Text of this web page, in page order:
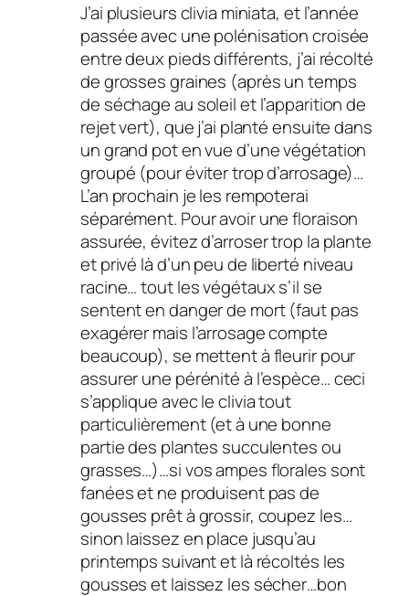
J’ai plusieurs clivia miniata, et l’année
passée avec une polénisation croisée
entre deux pieds différents, j’ai récolté
de grosses graines (après un temps
de séchage au soleil et l’apparition de
rejet vert), que j’ai planté ensuite dans
un grand pot en vue d’une végétation
groupé (pour éviter trop d’arrosage)…
L’an prochain je les rempoterai
séparément. Pour avoir une floraison
assurée, évitez d’arroser trop la plante
et privé là d’un peu de liberté niveau
racine… tout les végétaux s’il se
sentent en danger de mort (faut pas
exagérer mais l’arrosage compte
beaucoup), se mettent à fleurir pour
assurer une pérénité à l’espèce… ceci
s’applique avec le clivia tout
particulièrement (et à une bonne
partie des plantes succulentes ou
grasses…)…si vos ampes florales sont
fanées et ne produisent pas de
gousses prêt à grossir, coupez les…
sinon laissez en place jusqu’au
printemps suivant et là récoltés les
gousses et laissez les sécher…bon